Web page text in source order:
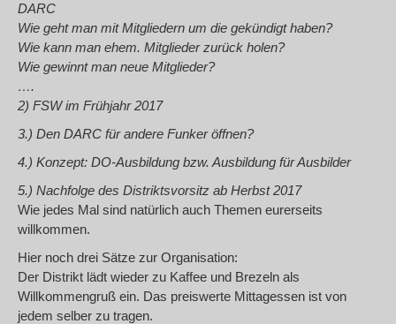
DARC
Wie geht man mit Mitgliedern um die gekündigt haben?
Wie kann man ehem. Mitglieder zurück holen?
Wie gewinnt man neue Mitglieder?
….
2) FSW im Frühjahr 2017
3.) Den DARC für andere Funker öffnen?
4.) Konzept: DO-Ausbildung bzw. Ausbildung für Ausbilder
5.) Nachfolge des Distriktsvorsitz ab Herbst 2017
Wie jedes Mal sind natürlich auch Themen eurerseits
willkommen.
Hier noch drei Sätze zur Organisation:
Der Distrikt lädt wieder zu Kaffee und Brezeln als
Willkommengruß ein. Das preiswerte Mittagessen ist von
jedem selber zu tragen.